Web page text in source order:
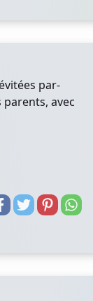
par-
parents, avec